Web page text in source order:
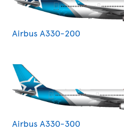
Airbus A330-200
Airbus A330-300